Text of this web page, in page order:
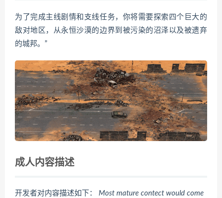
为了完成主线剧情和支线任务，你将需要探索四个巨大的
敌对地区，从永恒沙漠的边界到被污染的沼泽以及被遗弃
的城邦。”
成人内容描述
开发者对内容描述如下： Most mature contect would come